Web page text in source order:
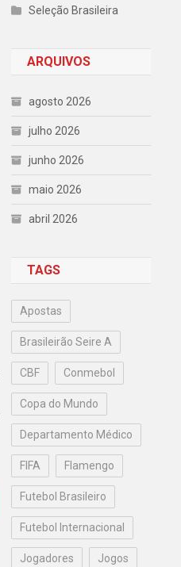
Seleção Brasileira
ARQUIVOS
agosto 2026
julho 2026
junho 2026
maio 2026
abril 2026
TAGS
Apostas
Brasileirão Seire A
CBF Conmebol
Copa do Mundo
Departamento Médico
FIFA Flamengo
Futebol Brasileiro
Futebol Internacional
Jogadores Jogos